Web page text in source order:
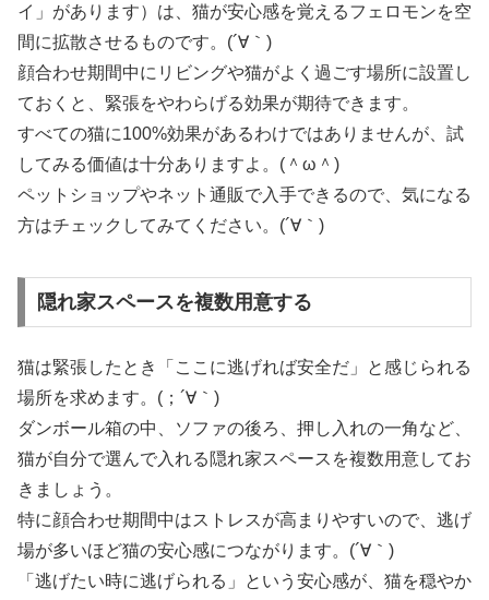
イ」があります）は、猫が安心感を覚えるフェロモンを空
間に拡散させるものです。(´∀｀)
顔合わせ期間中にリビングや猫がよく過ごす場所に設置し
ておくと、緊張をやわらげる効果が期待できます。
すべての猫に100%効果があるわけではありませんが、試
してみる価値は十分ありますよ。(＾ω＾)
ペットショップやネット通販で入手できるので、気になる
方はチェックしてみてください。(´∀｀)
隠れ家スペースを複数用意する
猫は緊張したとき「ここに逃げれば安全だ」と感じられる
場所を求めます。(；´∀｀)
ダンボール箱の中、ソファの後ろ、押し入れの一角など、
猫が自分で選んで入れる隠れ家スペースを複数用意してお
きましょう。
特に顔合わせ期間中はストレスが高まりやすいので、逃げ
場が多いほど猫の安心感につながります。(´∀｀)
「逃げたい時に逃げられる」という安心感が、猫を穏やか